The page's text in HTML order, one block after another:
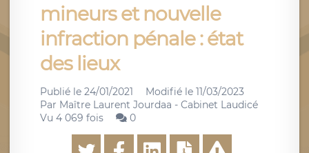
mineurs et nouvelle
infraction pénale : état
des lieux
Publié le 24/01/2021 Modifié le 11/03/2023
Par Maître Laurent Jourdaa - Cabinet Laudicé
Vu 4 069 fois
0